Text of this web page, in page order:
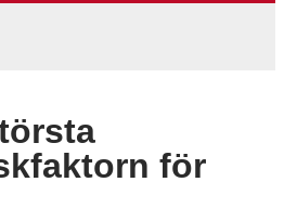
för